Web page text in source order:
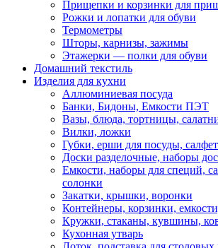
Прищепки и корзинки для
Рожки и лопатки для обуви
Термометры
Шторы, карнизы, зажимы
Этажерки — полки для обуви
Домашний текстиль
Изделия для кухни
Аллюминиевая посуда
Банки, Бидоны, Емкости ПЭТ
Вазы, блюда, тортницы,
Вилки, ложки
Губки, ерши для посуды,
Доски разделочные, наборы
Емкости, наборы для специй,
солонки
Закатки, крышки, воронки
Контейнеры, корзинки,
Кружки, стаканы, кувшины,
Кухонная утварь